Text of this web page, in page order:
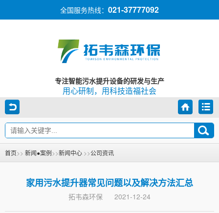
全国服务热线： 021-37777092
专注智能污水提升设备的研发与生产
用心研制，用科技造福社会
首页>> 新闻●案例>>新闻中心 >>公司资讯
家用污水提升器常见问题以及解决方法汇总
拓韦森环保 2021-12-24